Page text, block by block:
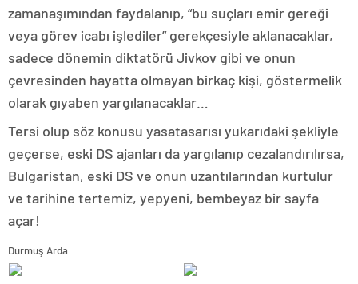
zamanaşımından faydalanıp, “bu suçları emir gereği
veya görev icabı işlediler” gerekçesiyle aklanacaklar,
sadece dönemin diktatörü Jivkov gibi ve onun
çevresinden hayatta olmayan birkaç kişi, göstermelik
olarak gıyaben yargılanacaklar…
Tersi olup söz konusu yasatasarısı yukarıdaki şekliyle
geçerse, eski DS ajanları da yargılanıp cezalandırılırsa,
Bulgaristan, eski DS ve onun uzantılarından kurtulur
ve tarihine tertemiz, yepyeni, bembeyaz bir sayfa
açar!
Durmuş Arda